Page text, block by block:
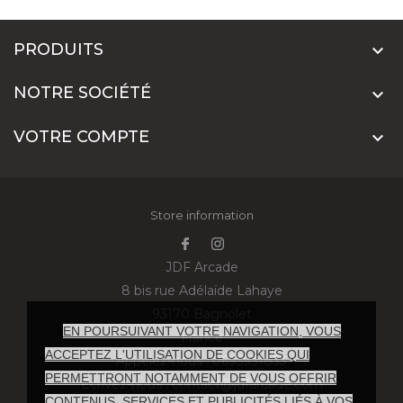
EN POURSUIVANT VOTRE NAVIGATION, VOUS
ACCEPTEZ L'UTILISATION DE COOKIES QUI
PERMETTRONT NOTAMMENT DE VOUS OFFRIR
PRODUITS 
NOTRE SOCIÉTÉ 
VOTRE COMPTE 
Store information
JDF Arcade
8 bis rue Adélaïde Lahaye
France
Appelez-nous :0695931833
Écrivez-nous :contact@jdfarcade.com